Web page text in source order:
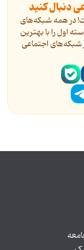
دنبال کنید
در همه شبکه‌های
اول را با بهترین
شبکه‌های اجتماعی